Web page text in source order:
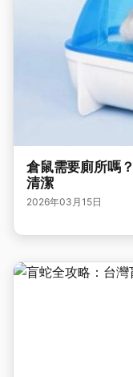
倉鼠需要廁所嗎
清潔
2026年03月15日